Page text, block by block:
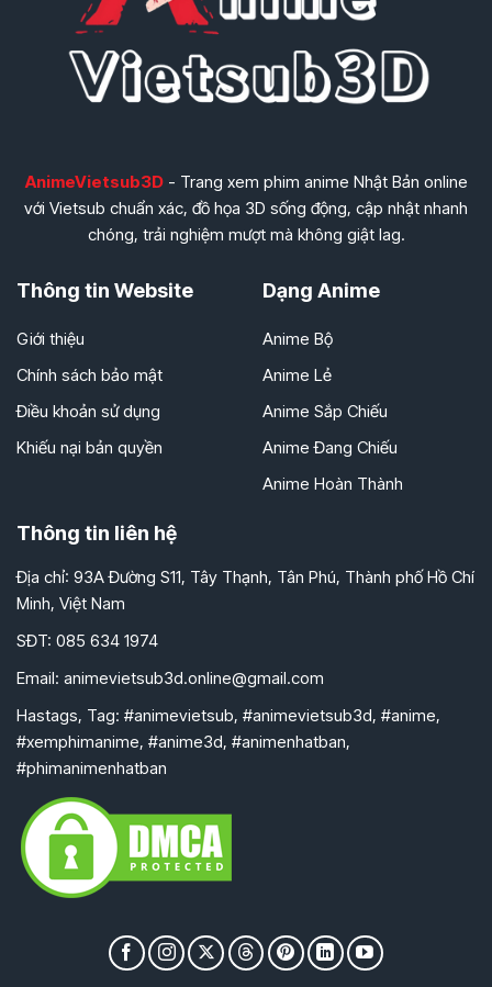
AnimeVietsub3D- Trang xem phim anime Nhật Bản online
với Vietsub chuẩn xác, đồ họa 3D sống động, cập nhật nhanh
chóng, trải nghiệm mượt mà không giật lag.
Thông tin Website
Giới thiệu
Chính sách bảo mật
Điều khoản sử dụng
Khiếu nại bản quyền
Dạng Anime
Anime Bộ
Anime Lẻ
Anime Sắp Chiếu
Anime Đang Chiếu
Anime Hoàn Thành
Thông tin liên hệ
Địa chỉ: 93A Đường S11, Tây Thạnh, Tân Phú, Thành phố Hồ Chí
Minh, Việt Nam
SĐT: 085 634 1974
Email: animevietsub3d.online@gmail.com
Hastags, Tag: #animevietsub, #animevietsub3d, #anime,
#xemphimanime, #anime3d, #animenhatban,
#phimanimenhatban